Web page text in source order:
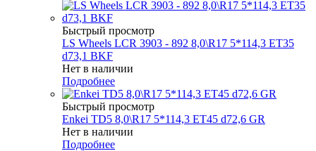
Быстрый просмотр
LS Wheels LCR 3903 - 892 8,0\R17 5*114,3 ET35
d73,1 BKF
Нет в наличии
Подробнее
Быстрый просмотр
Enkei TD5 8,0\R17 5*114,3 ET45 d72,6 GR
Нет в наличии
Подробнее